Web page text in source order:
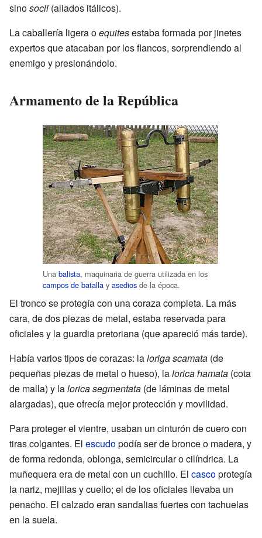
sinosocii (aliados itálicos).
La caballería ligera oequitesestaba formada por jinetes
expertos que atacaban por los flancos, sorprendiendo al
enemigo y presionándolo.
Armamento de la República
Una balista, maquinaria de guerra utilizada en los
campos de batalla y asedios de la época.
El tronco se protegía con una coraza completa. La más
cara, de dos piezas de metal, estaba reservada para
oficiales y la guardia pretoriana (que apareció más tarde).
Había varios tipos de corazas: laloriga scamata (de
pequeñas piezas de metal o hueso), lalorica hamata (cota
de malla) y lalorica segmentata (de láminas de metal
alargadas), que ofrecía mejor protección y movilidad.
Para proteger el vientre, usaban un cinturón de cuero con
tiras colgantes. El escudopodía ser de bronce o madera, y
de forma redonda, oblonga, semicircular o cilíndrica. La
muñequera era de metal con un cuchillo. El cascoprotegía
la nariz, mejillas y cuello; el de los oficiales llevaba un
penacho. El calzado eran sandalias fuertes con tachuelas
en la suela.